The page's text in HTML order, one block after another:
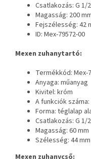
Csatlakozás: G 1/
Magasság: 200
Fejszélesség: 42
ID: Mex-79572-00
Mexen zuhanytartó:
Termékkód: Mex-
Anyaga: műanyag
Kivitel: króm
A funkciók száma:
Forma: téglalap
Csatlakozás: G 1/
Magasság: 60 mm
Szélesség: 44 mm
Mexen zuhanycső: